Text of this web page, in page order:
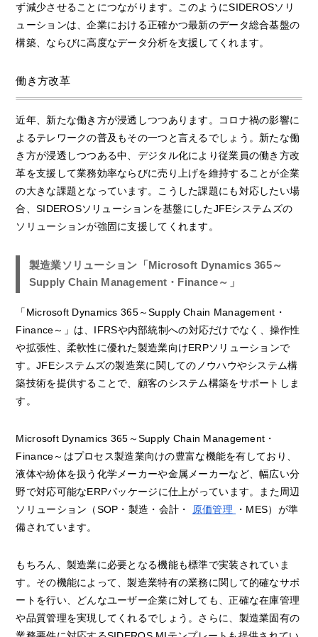
ず減少させることにつながります。このようにSIDEROSソリ
ューションは、企業における正確かつ最新のデータ総合基盤の
構築、ならびに高度なデータ分析を支援してくれます。
働き方改革
近年、新たな働き方が浸透しつつあります。コロナ禍の影響に
よるテレワークの普及もその一つと言えるでしょう。新たな働
き方が浸透しつつある中、デジタル化により従業員の働き方改
革を支援して業務効率ならびに売り上げを維持することが企業
の大きな課題となっています。こうした課題にも対応したい場
合、SIDEROSソリューションを基盤にしたJFEシステムズの
ソリューションが強固に支援してくれます。
製造業ソリューション「Microsoft Dynamics 365～
Supply Chain Management・Finance～」
「Microsoft Dynamics 365～Supply Chain Management・
Finance～」は、IFRSや内部統制への対応だけでなく、操作性
や拡張性、柔軟性に優れた製造業向けERPソリューションで
す。JFEシステムズの製造業に関してのノウハウやシステム構
築技術を提供することで、顧客のシステム構築をサポートしま
す。
Microsoft Dynamics 365～Supply Chain Management・
Finance～はプロセス製造業向けの豊富な機能を有しており、
液体や紛体を扱う化学メーカーや金属メーカーなど、幅広い分
野で対応可能なERPパッケージに仕上がっています。また周辺
ソリューション（SOP・製造・会計・
原価管理
・MES）が準
備されています。
もちろん、製造業に必要となる機能も標準で実装されていま
す。その機能によって、製造業特有の業務に関して的確なサポ
ートを行い、どんなユーザー企業に対しても、正確な在庫管理
や品質管理を実現してくれるでしょう。さらに、製造業固有の